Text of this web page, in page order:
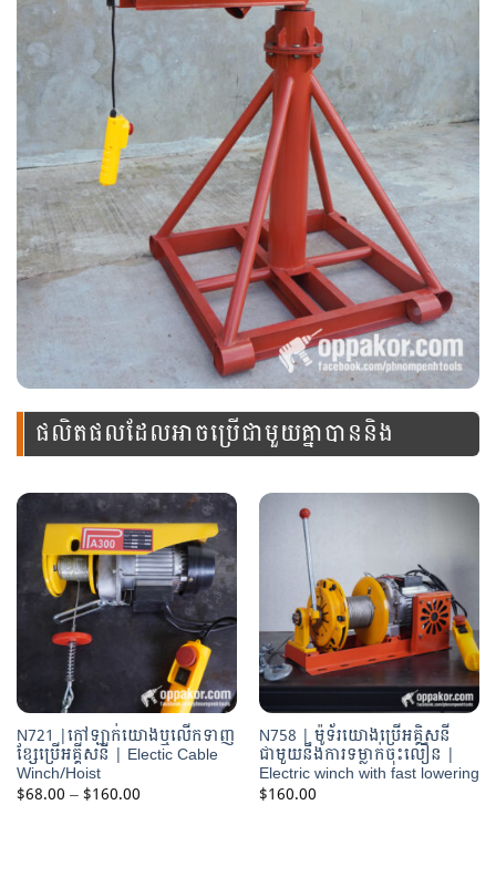
ផលិតផលដែលអាចប្រើជាមួយគ្នាបាននិង
N721 |កៅឡាក់យោងឬលើកទាញ
ខ្សែប្រើអគ្គីសនី | Electic Cable
Winch/Hoist
$68.00 –$160.00Price
range:
N758 | ម៉ូទ័រយោងប្រើអគ្គិសនី
ជាមួយនឹងការទម្លាក់ចុះលឿន |
Electric winch with fast lowering
$160.00